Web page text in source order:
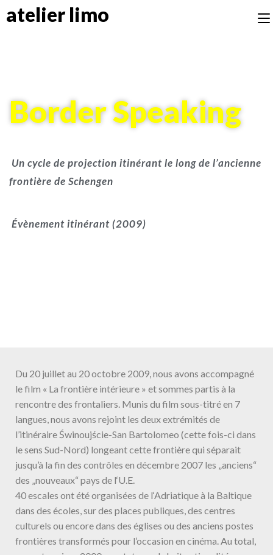
atelier limo
Border Speaking
Un cycle de projection itinérant le long de l’ancienne
frontière de Schengen
Évènement itinérant (2009)
Du 20 juillet au 20 octobre 2009, nous avons accompagné
le film « La frontière intérieure » et sommes partis à la
rencontre des frontaliers. Munis du film sous-titré en 7
langues, nous avons rejoint les deux extrémités de
l’itinéraire Świnoujście-San Bartolomeo (cette fois-ci dans
le sens Sud-Nord) longeant cette frontière qui séparait
jusqu’à la fin des contrôles en décembre 2007 les „anciens“
des „nouveaux“ pays de l‘U.E.
40 escales ont été organisées de l‘Adriatique à la Baltique
dans des écoles, sur des places publiques, des centres
culturels ou encore dans des églises ou des anciens postes
frontières transformés pour l’occasion en cinéma. Au total,